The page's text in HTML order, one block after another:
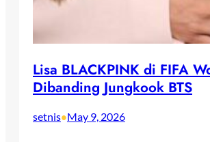
Lisa BLACKPINK di FIFA
Dibanding Jungkook BTS
setnis•May 9, 2026